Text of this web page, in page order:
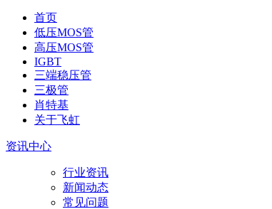
首页
低压MOS管
高压MOS管
IGBT
三端稳压管
三极管
肖特基
关于飞虹
资讯中心
行业资讯
新闻动态
常见问题